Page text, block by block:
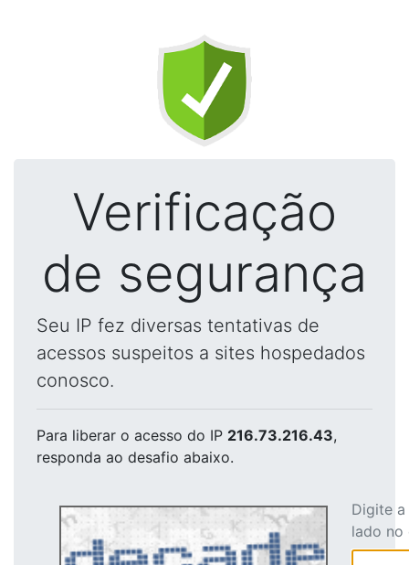
Verificação
de segurança
Seu IP fez diversas tentativas de
acessos suspeitos a sites hospedados
conosco.
Para liberar o acesso do IP 216.73.216.43,
responda ao desafio abaixo.
Digite
lado no